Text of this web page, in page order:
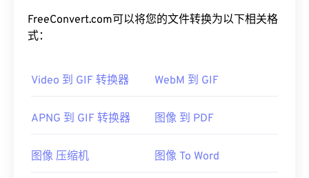
FreeConvert.com可以将您的文件转换为以下相关格
式：
Video 到 GIF 转换器 WebM 到 GIF
APNG 到 GIF 转换器 图像 到 PDF
图像 压缩机 图像 To Word